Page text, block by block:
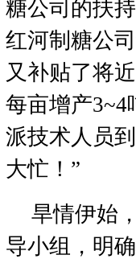
糖公司的扶
红河制糖公
又补贴了将
每亩增产3~4
派技术人员
大忙！”
旱情伊始
导小组，明